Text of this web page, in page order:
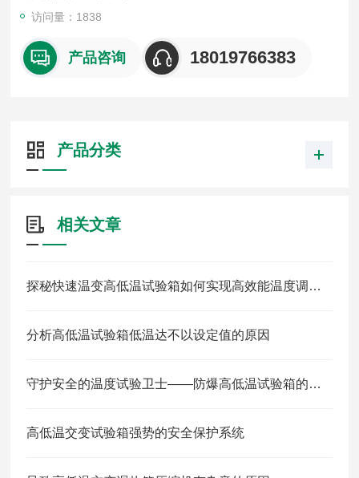
访问量：1838
产品咨询 18019766383
产品分类
相关文章
探秘快速温变高低温试验箱如何实现高效能温度调控？
分析高低温试验箱低温达不以设定值的原因
守护安全的温度试验卫士——防爆高低温试验箱的神奇作用
高低温交变试验箱强势的安全保护系统